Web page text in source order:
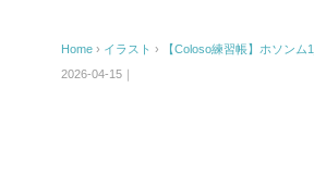
Home › イラスト ›
【Coloso練習帳】ホソンム
2026-04-15｜